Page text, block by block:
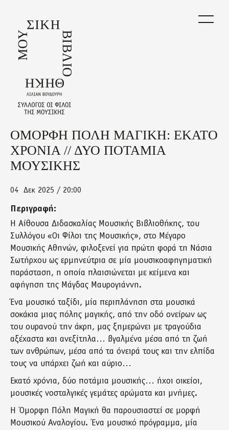
main
content
Back
to
top
ΟΜΟΡΦΗ ΠΟΛΗ ΜΑΓΙΚΗ: ΕΚΑΤΟ
ΧΡΟΝΙΑ // ΔΥΟ ΠΟΤΑΜΙΑ
ΜΟΥΣΙΚΗΣ
04 Δεκ 2025 / 20:00
Περιγραφή:
Η Αίθουσα Διδασκαλίας Μουσικής Βιβλιοθήκης, του
Συλλόγου «Οι Φίλοι της Μουσικής», στο Μέγαρο
Μουσικής Αθηνών, φιλοξενεί για πρώτη φορά τη Νάσια
Σωτήρχου ως ερμηνεύτρια σε μία μουσικοαφηγηματική
παράσταση, η οποία πλαισιώνεται με κείμενα και
αφήγηση της Μάγδας Μαυρογιάννη.
Ένα μουσικό ταξίδι, μία περιπλάνηση στα μουσικά
σοκάκια μιας πόλης μαγικής, από την οδό ονείρων ως
του ουρανού την άκρη, μας ξημερώνει με τραγούδια
αξέχαστα και ανεξίτηλα… βγαλμένα μέσα από τη ζωή
των ανθρώπων, μέσα από τα όνειρά τους και την ελπίδα
τους να υπάρχει ζωή και αύριο…
Εκατό χρόνια, δύο ποτάμια μουσικής… ήχοι οικείοι,
μουσικές νοσταλγικές γεμάτες αρώματα και μνήμες.
Η Όμορφη Πόλη Μαγική θα παρουσιαστεί σε μορφή
Μουσικού Αναλογίου. Ένα μουσικό πρόγραμμα, μία